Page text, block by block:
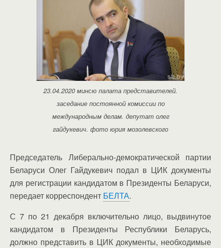
23.04.2020 минсю палата представителей.
заседание постоянной комиссии по
международным делам. депутат олег
гайдукевич. фото юрия мозолевского
Председатель Либерально-демократической партии
Беларуси Олег Гайдукевич подал в ЦИК документы
для регистрации кандидатом в Президенты Беларуси,
передает корреспондент БЕЛТА.
С 7 по 21 декабря включительно лицо, выдвинутое
кандидатом в Президенты Республики Беларусь,
должно представить в ЦИК документы, необходимые